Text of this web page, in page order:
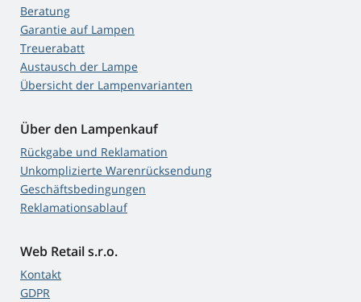
Beratung
Garantie auf Lampen
Treuerabatt
Austausch der Lampe
Übersicht der Lampenvarianten
Über den Lampenkauf
Rückgabe und Reklamation
Unkomplizierte Warenrücksendung
Geschäftsbedingungen
Reklamationsablauf
Web Retail s.r.o.
Kontakt
GDPR